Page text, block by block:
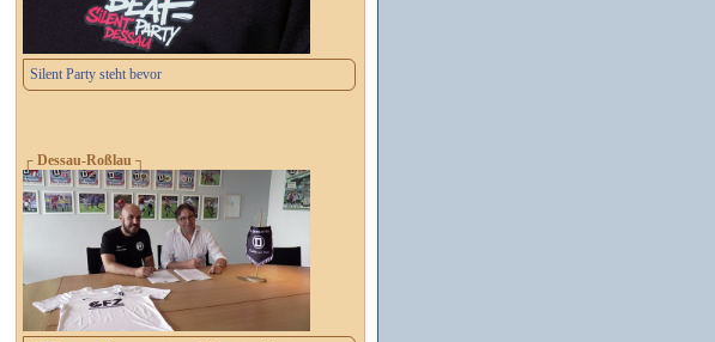
Silent Party steht bevor
┌ Dessau-Roßlau ┐